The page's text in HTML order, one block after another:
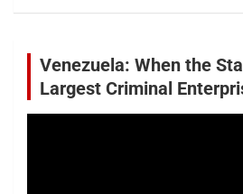
Venezuela: When the
Largest Criminal